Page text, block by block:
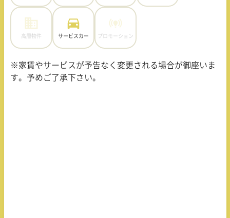
高層物件 サービスカー プロモーション
※家賃やサービスが予告なく変更される場合が御座いま
す。予めご了承下さい。